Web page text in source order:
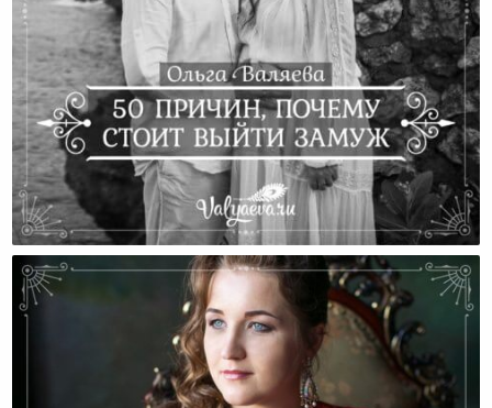
50 Причин, Почему Стоит Выйти Замуж